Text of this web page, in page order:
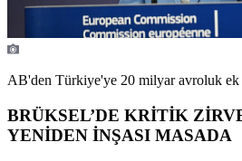
AB'den Türkiye'ye 20 milyar avroluk
BRÜKSEL’DE KRİTİK
YENİDEN İNŞASI MASADA